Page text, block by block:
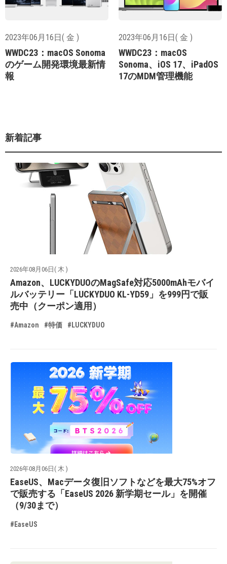
2023年06月16日( 金 )
WWDC23：macOS Sonoma
のゲーム開発環境最新情
報
2023年06月16日( 金 )
WWDC23：macOS
Sonoma、iOS 17、iPadOS
17のMDM管理機能
新着記事
2026年08月06日( 木 )
Amazon、LUCKYDUOのMagSafe対応5000mAhモバイ
ルバッテリー「LUCKYDUO KL-YD59」を999円で販
売中（クーポン適用）
#Amazon #特価 #LUCKYDUO
2026年08月06日( 木 )
EaseUS、Macデータ復旧ソフトなどを最大75%オフ
で販売する「EaseUS 2026 新学期セール」を開催
（9/30まで）
#EaseUS